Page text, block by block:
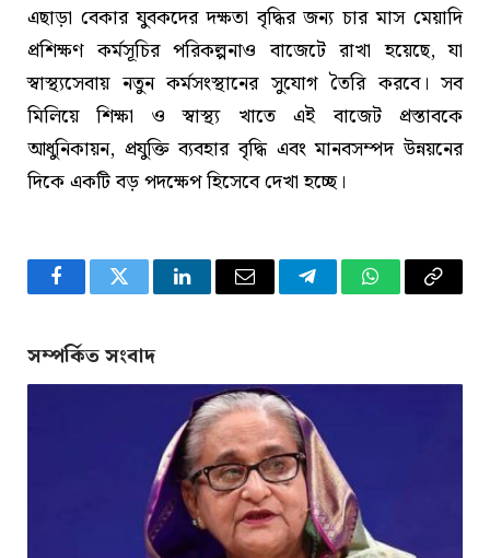
এছাড়া বেকার যুবকদের দক্ষতা বৃদ্ধির জন্য চার মাস মেয়াদি
প্রশিক্ষণ কর্মসূচির পরিকল্পনাও বাজেটে রাখা হয়েছে, যা
স্বাস্থ্যসেবায় নতুন কর্মসংস্থানের সুযোগ তৈরি করবে। সব
মিলিয়ে শিক্ষা ও স্বাস্থ্য খাতে এই বাজেট প্রস্তাবকে
আধুনিকায়ন, প্রযুক্তি ব্যবহার বৃদ্ধি এবং মানবসম্পদ উন্নয়নের
দিকে একটি বড় পদক্ষেপ হিসেবে দেখা হচ্ছে।
FacebookTwitter LinkedInEmail TelegramWhatsApp
Copy
সম্পর্কিত সংবাদ